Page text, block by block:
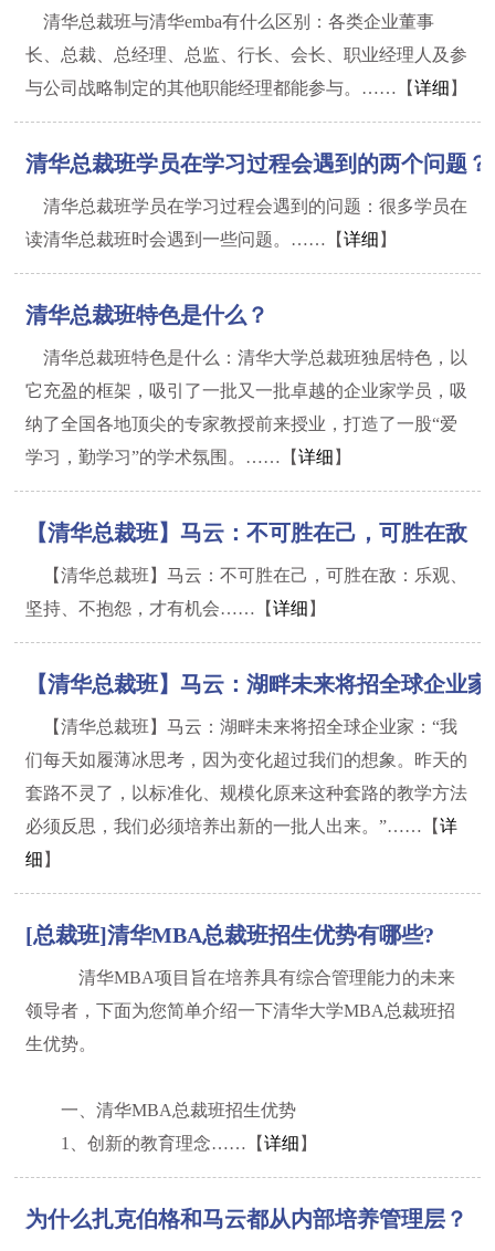
2 3 4
清华总裁班与清华emba有什么区别：各类企业董事
长、总裁、总经理、总监、行长、会长、职业经理人及参
与公司战略制定的其他职能经理都能参与。……【详细 】
清华总裁班学员在学习过程会遇到的两个问题？
清华总裁班学员在学习过程会遇到的问题：很多学员在
读清华总裁班时会遇到一些问题。……【详细 】
清华总裁班特色是什么？
清华总裁班特色是什么：清华大学总裁班独居特色，以
它充盈的框架，吸引了一批又一批卓越的企业家学员，吸
纳了全国各地顶尖的专家教授前来授业，打造了一股“爱
学习，勤学习”的学术氛围。……【详细 】
【清华总裁班】马云：不可胜在己，可胜在敌
【清华总裁班】马云：不可胜在己，可胜在敌：乐观、
坚持、不抱怨，才有机会……【详细 】
【清华总裁班】马云：湖畔未来将招全球企业家
【清华总裁班】马云：湖畔未来将招全球企业家：“我
们每天如履薄冰思考，因为变化超过我们的想象。昨天的
套路不灵了，以标准化、规模化原来这种套路的教学方法
必须反思，我们必须培养出新的一批人出来。”……【详
细 】
[总裁班]清华MBA总裁班招生优势有哪些?
清华MBA项目旨在培养具有综合管理能力的未来
领导者，下面为您简单介绍一下清华大学MBA总裁班招
生优势。
一、清华MBA总裁班招生优势
1、创新的教育理念……【详细 】
为什么扎克伯格和马云都从内部培养管理层？